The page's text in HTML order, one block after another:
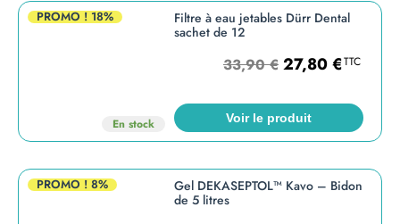
PROMO !18%
En stock
Filtre à eau jetables Dürr Dental
sachet de 12
33,90€ 27,80€TTC
Voir le produit
PROMO !8%
Gel DEKASEPTOL™ Kavo – Bidon
de 5 litres